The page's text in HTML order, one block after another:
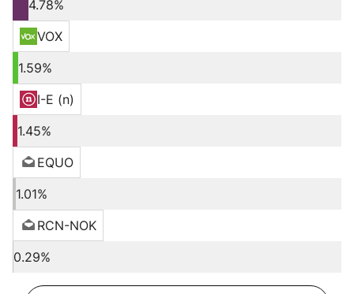
4.78%
VOX
1.59%
I-E (n)
1.45%
EQUO
1.01%
RCN-NOK
0.29%